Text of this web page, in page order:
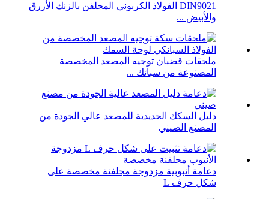
DIN9021 الفولاذ الكربوني المجلفن بالزنك الأزرق
والأبيض ...
ملحقات قضبان توجيه المصعد المخصصة
المصنوعة من سبائك ...
دليل السكك الحديدية للمصعد عالي الجودة من
المصنع الصيني
دعامة أنبوبية مزدوجة مجلفنة مخصصة على
شكل حرف L